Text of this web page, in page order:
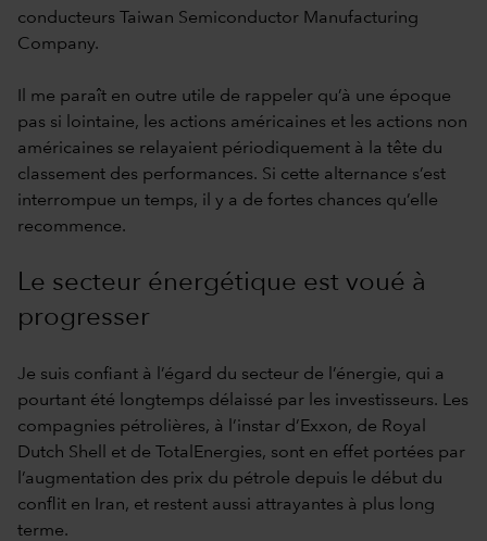
conducteurs Taiwan Semiconductor Manufacturing
Company.
Il me paraît en outre utile de rappeler qu’à une époque
pas si lointaine, les actions américaines et les actions non
américaines se relayaient périodiquement à la tête du
classement des performances. Si cette alternance s’est
interrompue un temps, il y a de fortes chances qu’elle
recommence.
Le secteur énergétique est voué à
progresser
Je suis confiant à l’égard du secteur de l’énergie, qui a
pourtant été longtemps délaissé par les investisseurs. Les
compagnies pétrolières, à l’instar d’Exxon, de Royal
Dutch Shell et de TotalEnergies, sont en effet portées par
l’augmentation des prix du pétrole depuis le début du
conflit en Iran, et restent aussi attrayantes à plus long
terme.